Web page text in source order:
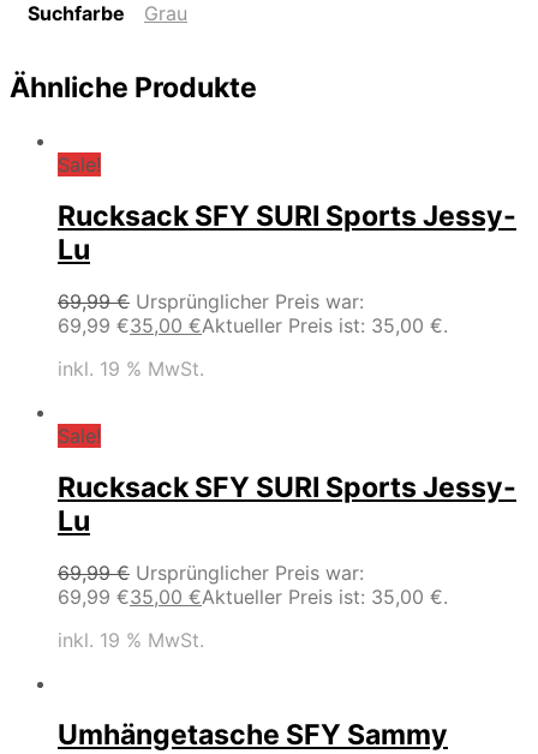
Suchfarbe Grau
Ähnliche Produkte
Sale!
Rucksack SFY SURI Sports Jessy-
Lu
69,99€ Ursprünglicher Preis war:
69,99 €35,00 €Aktueller Preis ist: 35,00 €.
inkl. 19 % MwSt.
Sale!
Rucksack SFY SURI Sports Jessy-
Lu
69,99€ Ursprünglicher Preis war:
69,99 €35,00 €Aktueller Preis ist: 35,00 €.
inkl. 19 % MwSt.
Umhängetasche SFY Sammy